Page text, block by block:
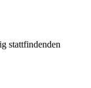
stattfindenden